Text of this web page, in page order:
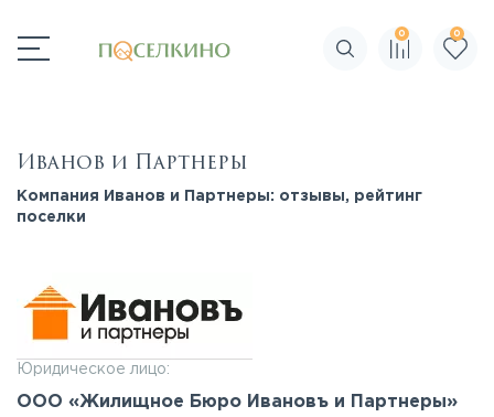
Поиск по сайту
0 0
Иванов и Партнеры
Компания Иванов и Партнеры: отзывы, рейтинг
поселки
Юридическое лицо:
ООО «Жилищное Бюро Ивановъ и Партнеры»